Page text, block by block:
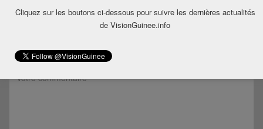
LAISSER UN COMMENTAIRE
Cliquez sur les boutons ci-dessous pour suivre les dernières actualités
de VisionGuinee.info